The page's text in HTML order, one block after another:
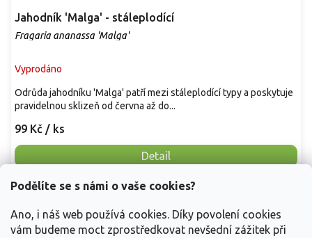
Podělíte se s námi o vaše cookies?
Ano, i náš web používá cookies. Díky povolení cookies
vám budeme moct zprostředkovat nevšední zážitek při
Jahodník 'Malga' - stáleplodící
Fragaria ananassa 'Malga'
Vyprodáno
99 Kč / ks
Detail
Odrůda jahodníku 'Malga' patří mezi stáleplodící typy a poskytuje
pravidelnou sklizeň od června až do...